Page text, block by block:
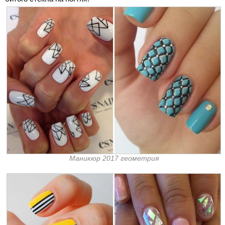
Маникюр 2017 геометрия